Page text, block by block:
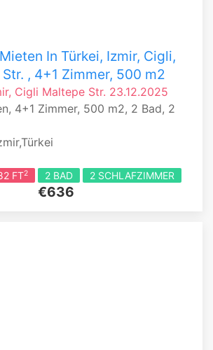
In Türkei, Izmir, Cigli,
, 4+1 Zimmer, 500 m2
Cigli Maltepe Str. 23.12.2025
4+1 Zimmer, 500 m2, 2 Bad, 2
FT2 2 BAD 2 SCHLAFZIMMER
€636